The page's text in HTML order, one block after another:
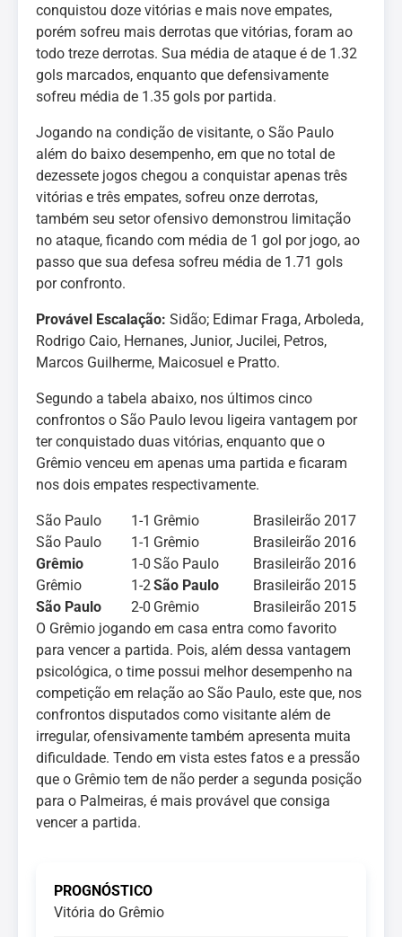
conquistou doze vitórias e mais nove empates,
porém sofreu mais derrotas que vitórias, foram ao
todo treze derrotas. Sua média de ataque é de 1.32
gols marcados, enquanto que defensivamente
sofreu média de 1.35 gols por partida.
Jogando na condição de visitante, o São Paulo
além do baixo desempenho, em que no total de
dezessete jogos chegou a conquistar apenas três
vitórias e três empates, sofreu onze derrotas,
também seu setor ofensivo demonstrou limitação
no ataque, ficando com média de 1 gol por jogo, ao
passo que sua defesa sofreu média de 1.71 gols
por confronto.
Provável Escalação: Sidão; Edimar Fraga, Arboleda,
Rodrigo Caio, Hernanes, Junior, Jucilei, Petros,
Marcos Guilherme, Maicosuel e Pratto.
Segundo a tabela abaixo, nos últimos cinco
confrontos o São Paulo levou ligeira vantagem por
ter conquistado duas vitórias, enquanto que o
Grêmio venceu em apenas uma partida e ficaram
nos dois empates respectivamente.
São Paulo 1-1 Grêmio
Brasileirão 2017
São Paulo
1-1 Grêmio
Brasileirão 2016
Grêmio
1-0 São Paulo
Brasileirão 2016
Grêmio
1-2São Paulo
Brasileirão 2015
São Paulo
2-0 Grêmio
Brasileirão 2015
O Grêmio jogando em casa entra como favorito
para vencer a partida. Pois, além dessa vantagem
psicológica, o time possui melhor desempenho na
competição em relação ao São Paulo, este que, nos
confrontos disputados como visitante além de
irregular, ofensivamente também apresenta muita
dificuldade. Tendo em vista estes fatos e a pressão
que o Grêmio tem de não perder a segunda posição
para o Palmeiras, é mais provável que consiga
vencer a partida.
PROGNÓSTICO
Vitória do Grêmio